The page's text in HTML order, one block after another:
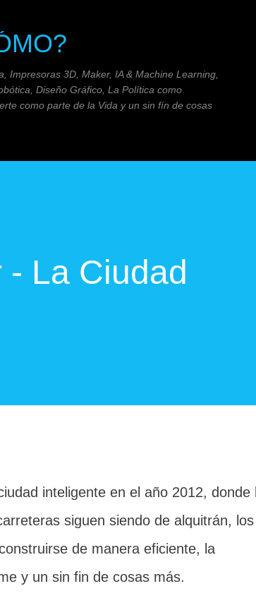
Impresoras 3D, Maker, IA & Machine Learning,
Diseño Gráfico, La Política como
como parte de la Vida y un sin fín de cosas
- La Ciudad
inteligente en el año 2012, donde
siguen siendo de alquitrán, los
de manera eficiente, la
y un sin fin de cosas más.